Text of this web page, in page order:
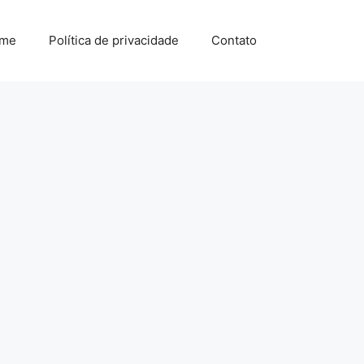
Política de privacidade Contato